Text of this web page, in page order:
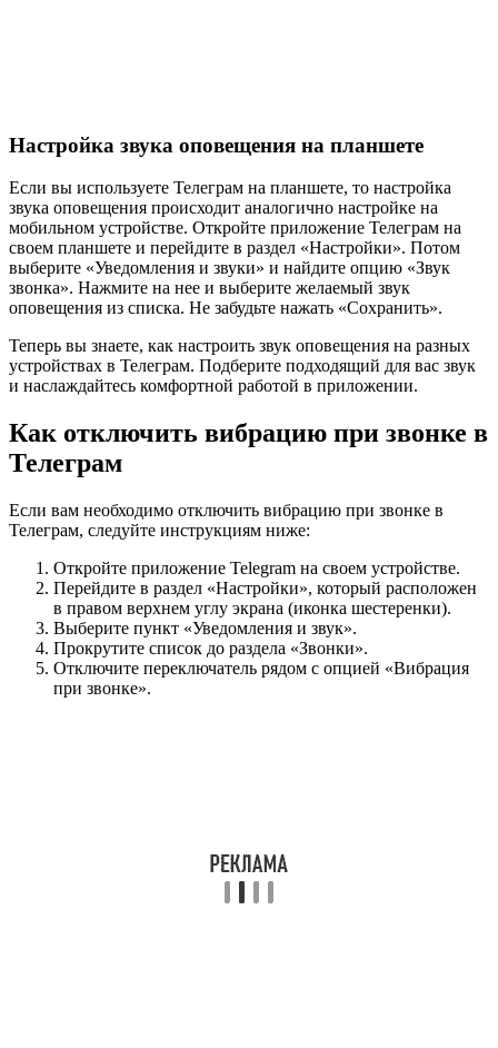
Настройка звука оповещения на планшете
Если вы используете Телеграм на планшете, то настройка
звука оповещения происходит аналогично настройке на
мобильном устройстве. Откройте приложение Телеграм на
своем планшете и перейдите в раздел «Настройки». Потом
выберите «Уведомления и звуки» и найдите опцию «Звук
звонка». Нажмите на нее и выберите желаемый звук
оповещения из списка. Не забудьте нажать «Сохранить».
Теперь вы знаете, как настроить звук оповещения на разных
устройствах в Телеграм. Подберите подходящий для вас звук
и наслаждайтесь комфортной работой в приложении.
Как отключить вибрацию при звонке в
Телеграм
Если вам необходимо отключить вибрацию при звонке в
Телеграм, следуйте инструкциям ниже:
Откройте приложение Telegram на своем устройстве.
Перейдите в раздел «Настройки», который расположен
в правом верхнем углу экрана (иконка шестеренки).
Выберите пункт «Уведомления и звук».
Прокрутите список до раздела «Звонки».
Отключите переключатель рядом с опцией «Вибрация
при звонке».